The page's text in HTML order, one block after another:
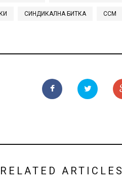
СИНДИКАЛНА БИТКА ССМ
RELATED ARTICLES